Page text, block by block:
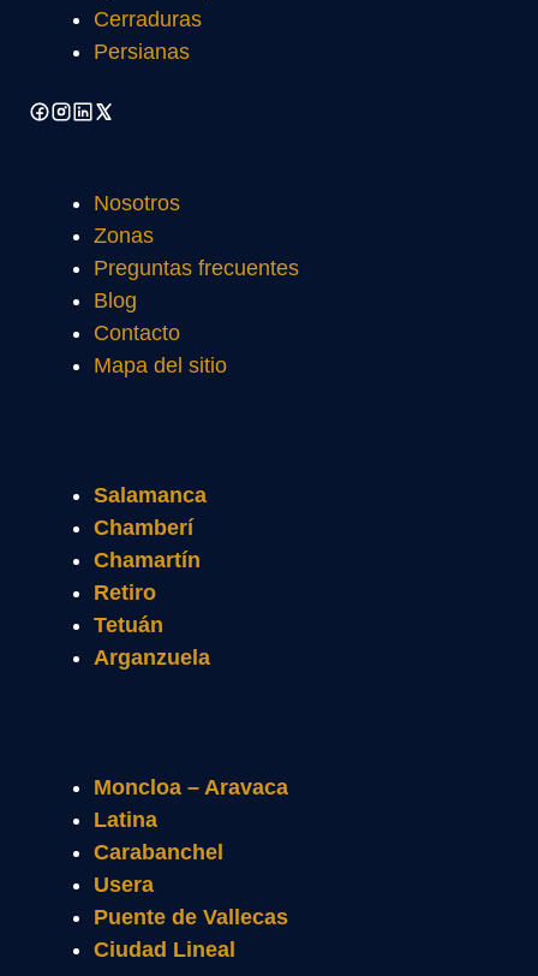
Cerraduras
Persianas
Nosotros
Zonas
Preguntas frecuentes
Blog
Contacto
Mapa del sitio
Salamanca
Chamberí
Chamartín
Retiro
Tetuán
Arganzuela
Moncloa – Aravaca
Latina
Carabanchel
Usera
Puente de Vallecas
Ciudad Lineal